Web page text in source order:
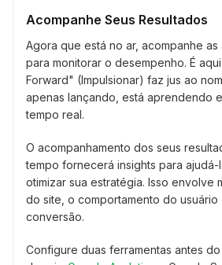
Acompanhe Seus Resultados
Agora que está no ar, acompanhe as
para monitorar o desempenho. É
Forward" (Impulsionar) faz jus ao
apenas lançando, está aprendendo
tempo real.
O acompanhamento dos seus
tempo fornecerá insights para ajudá-
otimizar sua estratégia. Isso envolve
do site, o comportamento do usuário
conversão.
Configure duas ferramentas antes